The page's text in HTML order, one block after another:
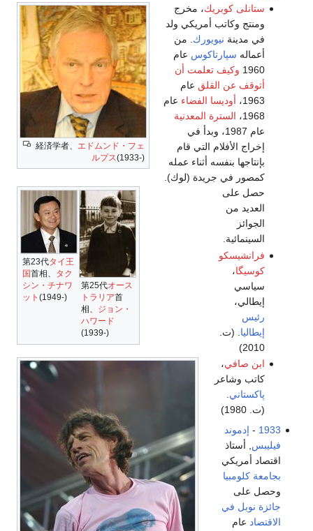
経済学者、 エドムンド・フェ
ルプス(1933-)
第25代オース
トラリア首
相、 ジョン・
ハワード
(1939-)
第23代タイ王
国首相、 タク
シン・チナワ
ット (1949-)
ستانلى كوبريك، مخرج
ومنتج وكاتب أمريكي ولد
في مدينة نيويورك. من
أعماله سپارتاكوس عام
1960 وكيف تعلمت أن
أتوقف عن القلقعام
1963،
أوديسا الفضاء عام
1968،
السترة المعدنية
عام 1987، وبدأ في
إخراج الأفلام التي قام
بإنتاجها بنفسه أثناء عمله
كمصور في جريدة (لوك).
حصل على
العديد من
الجوائز
السينمائية.
فرانشيسكو
كوسيگا،
سياسي
إيطالي،
رئيس
إيطاليا . (ت.
2010)
ابن صافي،
كاتب وشاعر
پاكستاني
(ت. 1980)
1933
- إدموند
فيليبس , أستاذ
اقتصاد أمريكي
بجامعة كلومبيا
وحصل على
جائزة نوبل في
الاقتصاد عام